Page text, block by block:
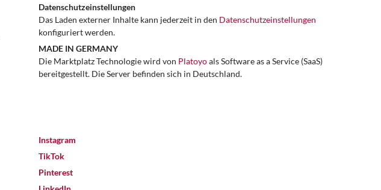
Datenschutzeinstellungen
Das Laden externer Inhalte kann jederzeit in den Datenschutzeinstellungen
konfiguriert werden.
MADE IN GERMANY
Die Marktplatz Technologie wird von Platoyoals Software as a Service (SaaS)
bereitgestellt. Die Server befinden sich in Deutschland.
Instagram
TikTok
Pinterest